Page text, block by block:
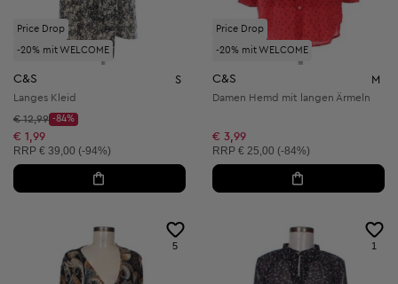
Price Drop
-20% mit WELCOME
C&S S
Langes Kleid
Startpreis:
€ 12,99
Discount Price:
-84%
Reduzierter Preis:
€ 1,99
Unverbindliche Preisempfehlung:
RRP € 39,00 (-94%)
Price Drop
-20% mit WELCOME
C&S M
Damen Hemd mit langen Ärmeln
€ 3,99
Unverbindliche Preisempfehlung:
RRP € 25,00 (-84%)
5 1